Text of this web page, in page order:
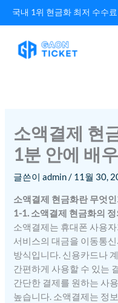
콘텐츠로
국내 1위 현금화 최저 수수
소액결제 현
1분 안에 배
글쓴이admin/ 11월 30,
소액결제 현금화란 무엇인
1-1. 소액결제 현금화의 정
소액결제는 휴대폰 사용
서비스의 대금을 이동통
방식입니다. 신용카드나
간편하게 사용할 수 있는
간단한 결제를 원하는 사
높습니다. 소액결제는 정